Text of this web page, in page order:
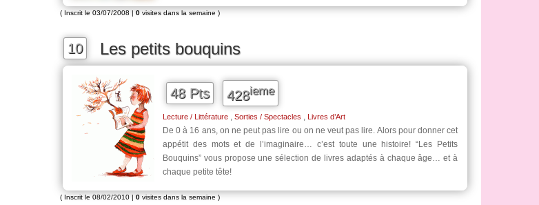
( Inscrit le 03/07/2008 | 0 visites dans la semaine )
10 Les petits bouquins
48 Pts 428ieme
Lecture / Littérature Sorties / Spectacles Livres d’Art
De 0 à 16 ans, on ne peut pas lire ou on ne veut pas lire. Alors pour donner cet
appétit des mots et de l’imaginaire… c’est toute une histoire! “Les Petits
Bouquins” vous propose une sélection de livres adaptés à chaque âge… et à
chaque petite tête!
( Inscrit le 08/02/2010 | 0 visites dans la semaine )